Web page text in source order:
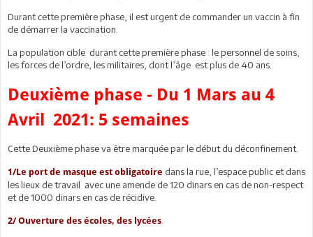
Durant cette première phase, il est urgent de commander un vaccin à fin
de démarrer la vaccination.
La population cible durant cette première phase : le personnel de soins,
les forces de l’ordre, les militaires, dont l’âge est plus de 40 ans.
Deuxième phase - Du 1 Mars au 4
Avril 2021: 5 semaines
Cette Deuxième phase va être marquée par le début du déconfinement.
1/Le port de masque est obligatoire dans la rue, l’espace public et dans
les lieux de travail avec une amende de 120 dinars en cas de non-respect
et de 1000 dinars en cas de récidive.
2/ Ouverture des écoles, des lycées